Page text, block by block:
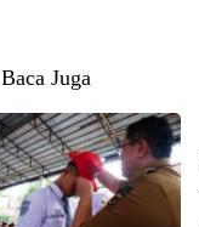
Baca Juga